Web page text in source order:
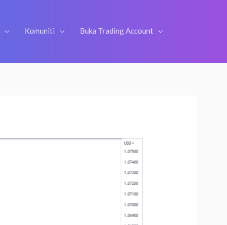
Komuniti Buka Trading Account